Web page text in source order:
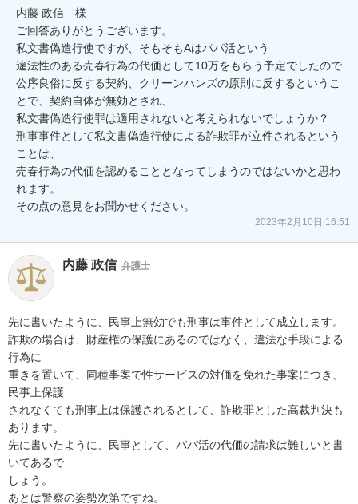
内藤 政信　様
ご回答ありがとうございます。
私文書偽造行使ですが、そもそもAはパパ活という
違法性のある売春行為の代価として10万をもらう予定でしたので
公序良俗に反する契約、クリーンハンズの原則に反するというこ
とで、契約自体が無効とされ、
私文書偽造行使罪は適用されないと考えられないでしょうか？
刑事事件として私文書偽造行使による詐欺罪が立件されるという
ことは、
売春行為の代価を認めることとなってしまうのではないかと思わ
れます。
その点の意見をお聞かせください。
2023年2月10日 16:51
内藤 政信 弁護士
先に書いたように、民事上無効でも刑事は事件として成立します。
詐欺の場合は、財産権の保護にあるのではなく、違法な手段による
行為に
重きを置いて、同種事案で性サービスの対価を免れた事案につき、
民事上保護
されなくても刑事上は保護されるとして、詐欺罪とした高裁判決も
あります。
先に書いたように、民事として、パパ活の代価の請求は難しいと書
いてあるで
しょう。
あとは警察の姿勢次第ですね。